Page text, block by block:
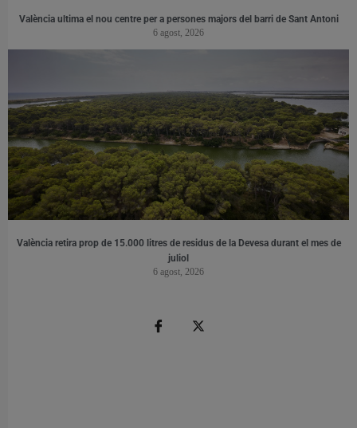
València ultima el nou centre per a persones majors del barri de Sant Antoni
6 agost, 2026
València retira prop de 15.000 litres de residus de la Devesa durant el mes de
juliol
6 agost, 2026